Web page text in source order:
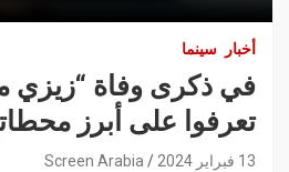
أخبار سينما
في ذكرى وفاة
تعرفوا على أبرز
13 فبراير 2024 Screen Arabia